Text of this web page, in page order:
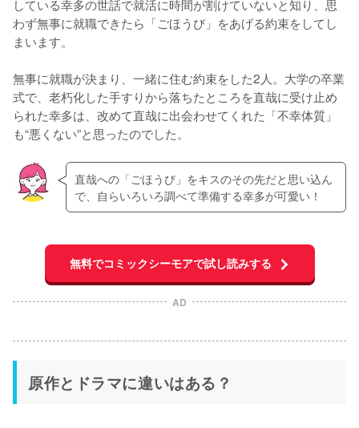
している幸多の世話で就活に時間が割けていないと知り、思
わず無事に就職できたら「ごほうび」をあげる約束をしてし
まいます。
無事に就職が決まり、一緒に住む約束をした2人。大学の卒業
式で、老朽化した手すりから落ちたところを直哉に受け止め
られた幸多は、改めて直哉に出会わせてくれた「不幸体質」
も“悪くない”と思ったのでした。
直哉への「ごほうび」をキスのその先だと思い込ん
で、自らいろいろ調べて準備する幸多が可愛い！
無料でコミックシーモアで試し読みする
AD
原作とドラマに違いはある？